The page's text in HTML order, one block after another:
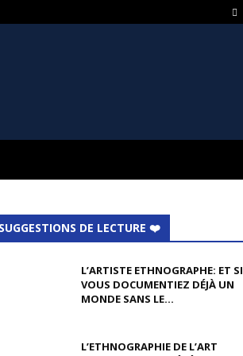
DE LECTURE ❤️
L’ARTISTE ETHNOGRAPHE: ET SI
VOUS DOCUMENTIEZ DÉJÀ UN
MONDE SANS LE...
L’ETHNOGRAPHIE DE L’ART